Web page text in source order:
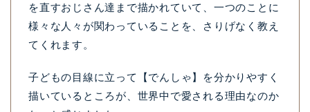
を直すおじさん達まで描かれていて、一つのことに
様々な人々が関わっていることを、さりげなく教え
てくれます。
子どもの目線に立って【でんしゃ】を分かりやすく
描いているところが、世界中で愛される理由なのか